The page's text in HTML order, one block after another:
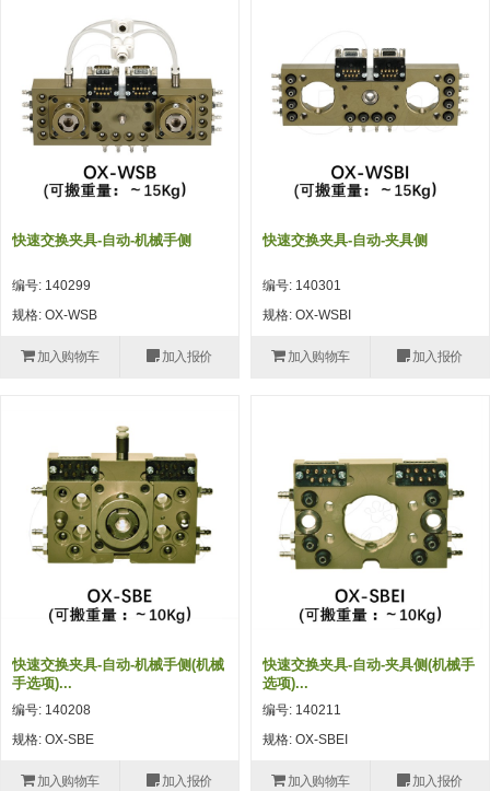
快速交换夹具-自动-机械手侧
编号: 140299
规格: OX-WSB
加入购物车 加入报价
快速交换夹具-自动-夹具侧
编号: 140301
规格: OX-WSBI
加入购物车 加入报价
快速交换夹具-自动-机械手侧(机械
手选项)...
编号: 140208
规格: OX-SBE
加入购物车 加入报价
快速交换夹具-自动-夹具侧(机械手
选项)...
编号: 140211
规格: OX-SBEI
加入购物车 加入报价
固定式/微型气缸用/调整器(其他)
(16)
基础框架 (47)
吸着框架 (8)
夹取模组 (28)
限位模组 (8)
连接块 (16)
支架 (3)
连接板 (14)
垫块・垫片 (2)
接板 (4)
基础框架模组 (18)
限位模组 (4)
立体框架SUS方钢・方钢端盖・
连接金具 (15)
汇流板 (8)
接头 (49)
垫圈・气管接头・微型接头 (12)
气管・衬套 (24)
调速阀 (5)
电磁阀接头 (6)
STAR传感器 (0)
限位开关 (2)
微型开关・限位开关 (6)
L型安装版(限位开关用) (4)
自动开关(有接点・无接点) (1)
光电传感器 (2)
光电区域传感器 (1)
光纤 (2)
光放大器 (4)
其它商品
螺丝・螺母・垫片 (12)
其它非目录商品 (8)
轻量化·树脂部品
轻量化·树脂部品(微型气缸) (2)
轻量化·树脂部品(吸着金具小型)
轻量化·树脂部品(钢管连接器) (4)
手动型快速交换用夹具
自动交换系统
自动型快速交换用夹具(多关节机
器人用)
微型气缸用配件
矩形气缸用配件
水口夹具
机能夹具
吸盘(嵌入式)
吸盘(螺丝固定式)
吸盘(自由式&十字&蛇纹)